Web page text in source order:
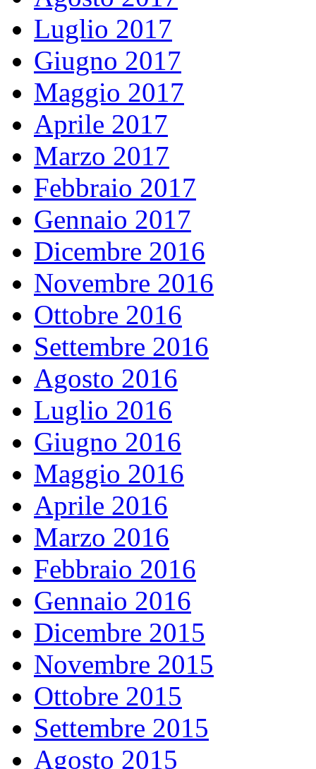
Luglio 2017
Giugno 2017
Maggio 2017
Aprile 2017
Marzo 2017
Febbraio 2017
Gennaio 2017
Dicembre 2016
Novembre 2016
Ottobre 2016
Settembre 2016
Agosto 2016
Luglio 2016
Giugno 2016
Maggio 2016
Aprile 2016
Marzo 2016
Febbraio 2016
Gennaio 2016
Dicembre 2015
Novembre 2015
Ottobre 2015
Settembre 2015
Agosto 2015